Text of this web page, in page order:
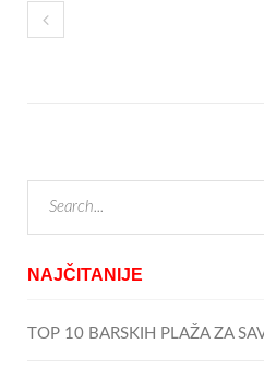
NAJČITANIJE
TOP 10 BARSKIH PLAŽA ZA